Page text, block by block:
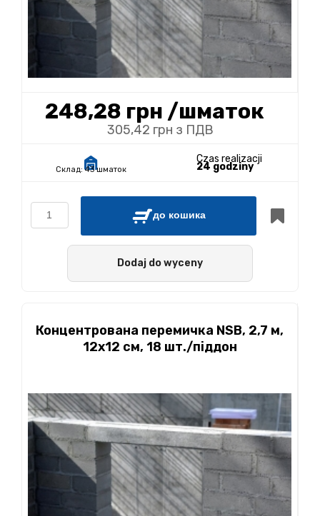
248,28 грн /шматок
305,42 грн з ПДВ
Склад: 43 шматок
Czas realizacji
24 godziny
до кошика
Dodaj do wyceny
Концентрована перемичка NSB, 2,7 м,
12x12 см, 18 шт./піддон